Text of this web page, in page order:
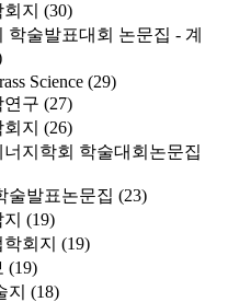
지 (30)
학술발표대회 논문집 - 계
Science (29)
연구 (27)
지 (26)
지학회 학술대회논문집
술발표논문집 (23)
(19)
회지 (19)
(19)
지 (18)